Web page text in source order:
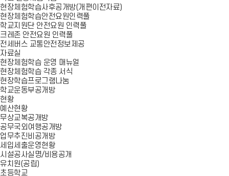
현장체험학습사후공개방(개편이전자료)
현장체험학습안전요원인력풀
학교지원단 안전요원 인력풀
크레존 안전요원 인력풀
전세버스 교통안전정보제공
자료실
현장체험학습 운영 매뉴얼
현장체험학습 각종 서식
현장학습프로그램나눔
학교운동부공개방
현황
예산현황
무상교복공개방
공무국외여행공개방
업무추진비공개방
세입세출운영현황
시설공사실명/비용공개
유치원(공립)
초등학교